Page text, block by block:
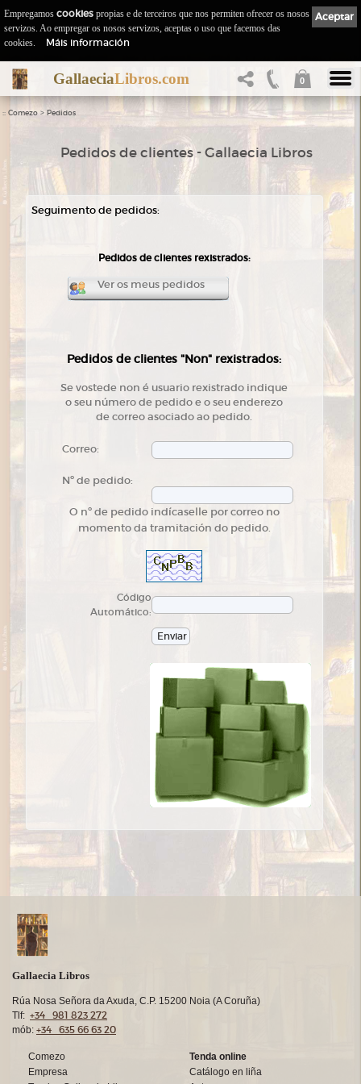
GallaeciaLibros.com 0
:: Comezo > Pedidos
Pedidos de clientes - Gallaecia Libros
Seguimento de pedidos:
Pedidos de clientes rexistrados:
Ver os meus pedidos
Pedidos de clientes "Non" rexistrados:
Se vostede non é usuario rexistrado indique
o seu número de pedido e o seu enderezo
de correo asociado ao pedido.
Correo:
Nº de pedido:
O nº de pedido indícaselle por correo no
momento da tramitación do pedido.
Código
Automático:
Gallaecia Libros
Rúa Nosa Señora da Axuda, C.P. 15200 Noia (A Coruña)
Tlf: +34 981 823 272
mób: +34 635 66 63 20
Comezo
Empresa
Tenda online
Catálogo en liña
Aceptar
Empregamos cookies propias e de terceiros que nos permiten ofrecer os nosos
servizos. Ao empregar os nosos servizos, aceptas o uso que facemos das
cookies.
Máis información